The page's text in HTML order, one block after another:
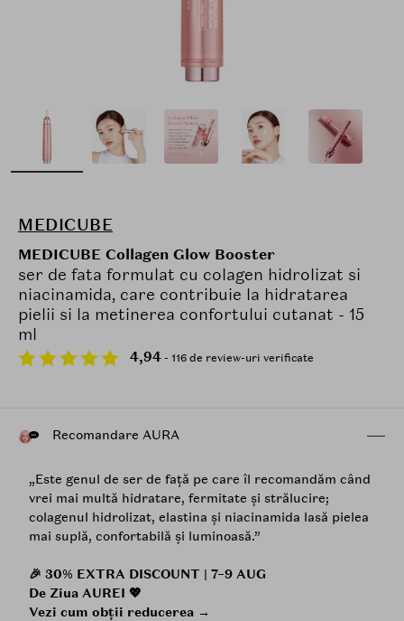
MEDICUBE
MEDICUBE Collagen Glow Booster
ser de fata formulat cu colagen hidrolizat si
niacinamida, care contribuie la hidratarea
pielii si la metinerea confortului cutanat - 15
ml
4,94 - 116 de review-uri verificate
Recomandare AURA
„Este genul de ser de față pe care îl recomandăm când
vrei mai multă hidratare, fermitate și strălucire;
colagenul hidrolizat, elastina și niacinamida lasă pielea
mai suplă, confortabilă și luminoasă.”
🎉 30% EXTRA DISCOUNT | 7–9 AUG
De Ziua AUREI 💖
Vezi cum obții reducerea →